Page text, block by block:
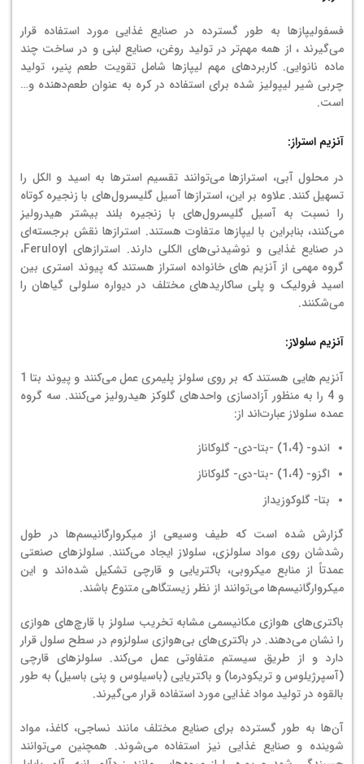
فسفولیپازها به طور گسترده در صنایع غذایی مورد استفاده قرار
می‌گیرند ، از همه مهم‌تر در تولید روغن، صنایع لبنی و در ساخت چند
ماده نانوایی. کاربردهای مهم لیپازها شامل تقویت طعم پنیر، تولید
چربی شیر لیپولیز شده برای استفاده در کره به عنوان طعم‌دهنده و…
است.
آنزیم استراز:
در محلول آبی، استرازها می‌توانند تقسیم استرها به اسید و الکل را
تسهیل کنند. علاوه بر این، استرازها آسیل گلیسرول‌های با زنجیره کوتاه
را نسبت به آسیل گلیسرول‌های با زنجیره بلند بیشتر هیدرولیز
می‌کنند، بنابراین با لیپازها متفاوت هستند. استرازها نقش برجسته‌ای
در صنایع غذایی و نوشیدنی‌های الکلی دارند. استرازهای Feruloyl،
گروه مهمی از آنزیم های خانواده استراز هستند که پیوند استری بین
اسید فرولیک و پلی ساکاریدهای مختلف در دیواره سلولی گیاهان را
می‌شکنند.
آنزیم سلولاز:
آنزیم هایی هستند که بر روی سلولز پلیمری عمل می‌کنند و پیوند بتا 1
و 4 را به منظور آزادسازی واحدهای گلوکز هیدرولیز می‌کنند. سه گروه
عمده سلولاز عبارت‌اند از:
اندو- (1،4) -بتا-دی- گلوکاناز
اگزو- (1،4) -بتا-دی- گلوکاناز
بتا- گلوکوزیداز
گزارش شده است که طیف وسیعی از میکروارگانیسم‌ها در طول
رشدشان روی مواد سلولزی، سلولاز ایجاد می‌کنند. سلولزهای صنعتی
عمدتاً از منابع میکروبی، باکتریایی و قارچی تشکیل شده‌اند و این
میکروارگانیسم‌ها می‌توانند از نظر زیستگاهی متنوع باشند.
باکتری‌های هوازی مکانیسمی مشابه تخریب سلولز با قارچ‌های هوازی
را نشان می‌دهند. در باکتری‌های بی‌هوازی سلولزوم در سطح سلول قرار
دارد و از طریق سیستم متفاوتی عمل می‌کند. سلولزهای قارچی
(آسپرژیلوس و تریکودرما) و باکتریایی (باسیلوس و پنی باسیل) به طور
بالقوه در تولید مواد غذایی مورد استفاده قرار می‌گیرند.
آن‌ها به طور گسترده برای صنایع مختلف مانند نساجی، کاغذ، مواد
شوینده و صنایع غذایی نیز استفاده می‌شوند. همچنین می‌توانند